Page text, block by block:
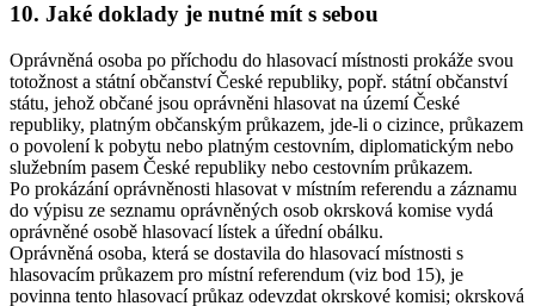
10. Jaké doklady je nutné mít s sebou
Oprávněná osoba po příchodu do hlasovací místnosti prokáže svou
totožnost a státní občanství České republiky, popř. státní občanství
státu, jehož občané jsou oprávněni hlasovat na území České
republiky, platným občanským průkazem, jde-li o cizince, průkazem
o povolení k pobytu nebo platným cestovním, diplomatickým nebo
služebním pasem České republiky nebo cestovním průkazem.
Po prokázání oprávněnosti hlasovat v místním referendu a záznamu
do výpisu ze seznamu oprávněných osob okrsková komise vydá
oprávněné osobě hlasovací lístek a úřední obálku.
Oprávněná osoba, která se dostavila do hlasovací místnosti s
hlasovacím průkazem pro místní referendum (viz bod 15), je
povinna tento hlasovací průkaz odevzdat okrskové komisi; okrsková